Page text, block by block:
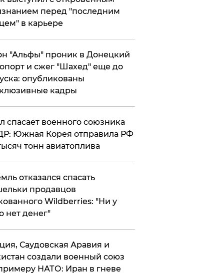
перед "последним
в карьере
"Альфы" проник в Донецкий
и сжег "Шахед" еще до
опубликованы
кадры
спасает военного союзника
Южная Корея отправила РФ
тонн авиатоплива
отказался спасать
продавцов
Wildberries: "Ни у
нет денег"
Саудовская Аравия и
создали военный союз
НАТО: Иран в гневе